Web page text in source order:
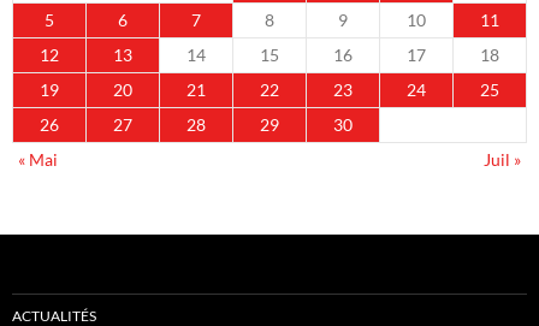
5
6 7 8 9 10
11
12
13 14 15 16 17
18
19
20 21 22 23 24
25
26
27 28 29
30
« Mai
Juil »
ACTUALITÉS